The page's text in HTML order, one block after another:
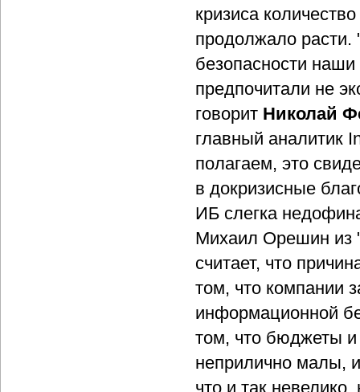
кризиса
продолжало расти.
безопасности
предпочитали не
говорит Николай
главный аналитик
полагаем, это
в докризисные
ИБ слегка
Михаил Орешин из
считает, что
том, что компании
информационной
том, что бюджеты
неприлично малы,
что и так